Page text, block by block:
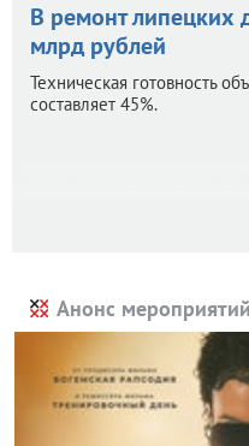
В ремонт липецких
млрд рублей
Техническая готовность
составляет 45%.
Анонс мероприятий